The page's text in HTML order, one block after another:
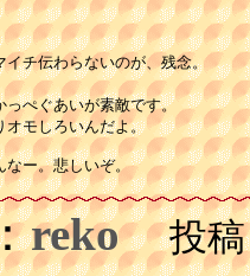
チ伝わらないのが、残念。
ぺぐあいが素敵です。
オモしろいんだよ。
なー。悲しいぞ。
reko 投稿